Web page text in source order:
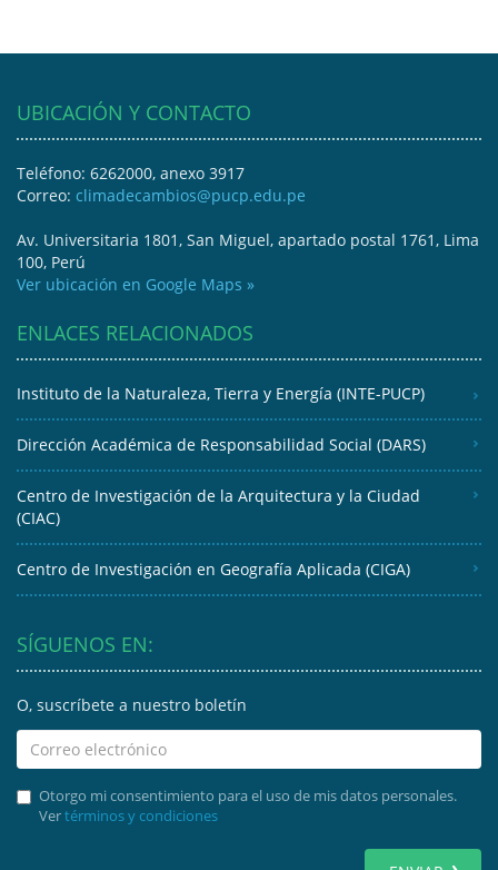
UBICACIÓN Y CONTACTO
Teléfono: 6262000, anexo 3917
Correo: climadecambios@pucp.edu.pe
Av. Universitaria 1801, San Miguel, apartado postal 1761, Lima
100, Perú
Ver ubicación en Google Maps »
ENLACES RELACIONADOS
Instituto de la Naturaleza, Tierra y Energía (INTE-PUCP)
Dirección Académica de Responsabilidad Social (DARS)
Centro de Investigación de la Arquitectura y la Ciudad
(CIAC)
Centro de Investigación en Geografía Aplicada (CIGA)
SÍGUENOS EN:
O, suscríbete a nuestro boletín
Otorgo mi consentimiento para el uso de mis datos personales.
Vertérminos y condiciones